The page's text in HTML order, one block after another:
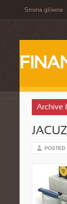
Strona główna
Archive
POSTED